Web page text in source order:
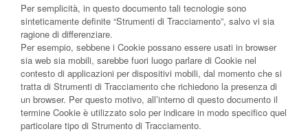
Per semplicità, in questo documento tali tecnologie sono
sinteticamente definite “Strumenti di Tracciamento”, salvo vi sia
ragione di differenziare.
Per esempio, sebbene i Cookie possano essere usati in browser
sia web sia mobili, sarebbe fuori luogo parlare di Cookie nel
contesto di applicazioni per dispositivi mobili, dal momento che si
tratta di Strumenti di Tracciamento che richiedono la presenza di
un browser. Per questo motivo, all’interno di questo documento il
termine Cookie è utilizzato solo per indicare in modo specifico quel
particolare tipo di Strumento di Tracciamento.